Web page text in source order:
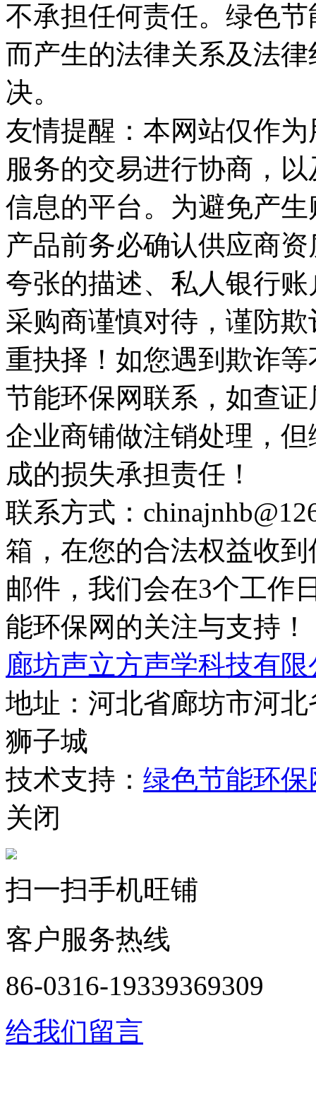
不承担任何责任。绿色
而产生的法律关系及法
决。
友情提醒：本网站仅作
服务的交易进行协商，
信息的平台。为避免产
产品前务必确认供应商
夸张的描述、私人银行
采购商谨慎对待，谨防
重抉择！如您遇到欺诈
节能环保网联系，如查
企业商铺做注销处理，
成的损失承担责任！
联系方式：
箱，在您的合法权益收
邮件，我们会在3个工作
能环保网的关注与支持！
廊坊声立方声学科技有限
地址：河北省廊坊市河
狮子城
技术支持： 绿色节能环保
关闭
扫一扫手机旺铺
客户服务热线
86-0316-19339369309
给我们留言